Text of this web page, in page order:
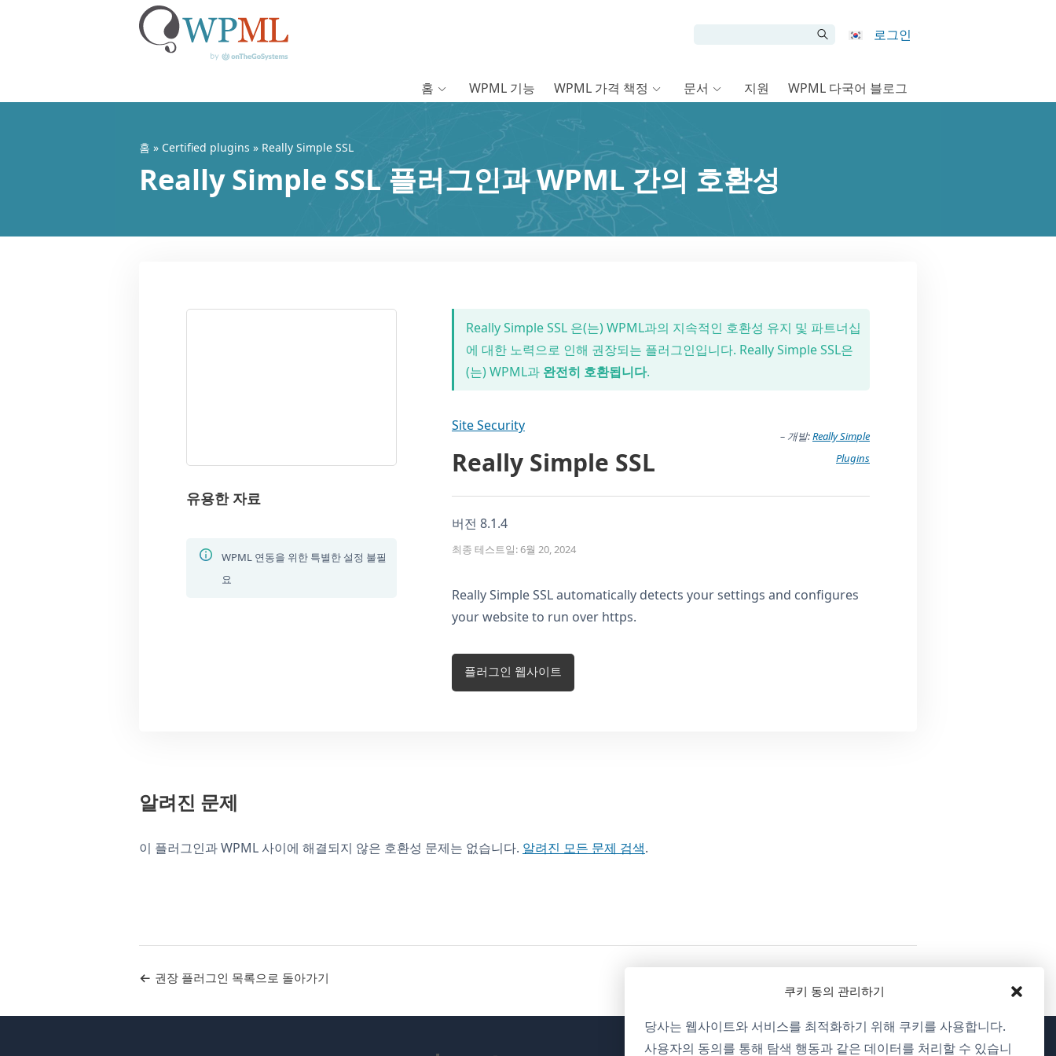
쿠키 동의 관리하기
당사는 웹사이트와 서비스를 최적화하기 위해 쿠키를 사용합니다.
사용자의 동의를 통해 탐색 행동과 같은 데이터를 처리할 수 있습니
기
로그인
홈 WPML 기능 WPML 가격 책정 문서 지원 WPML 다국어 블로그
홈 » Certified plugins » Really Simple SSL
Really Simple SSL 플러그인과 WPML 간의 호환성
유용한 자료
WPML 연동을 위한 특별한 설정 불필
요
Really Simple SSL 은(는) WPML과의 지속적인 호환성 유지 및 파트너십
에 대한 노력으로 인해 권장되는 플러그인입니다. Really Simple SSL은
(는) WPML과 완전히 호환됩니다.
Site Security
Really Simple SSL
– 개발:Really Simple
Plugins
버전 8.1.4
최종 테스트일: 6월 20, 2024
Really Simple SSL automatically detects your settings and configures
your website to run over https.
플러그인 웹사이트
알려진 문제
이 플러그인과 WPML 사이에 해결되지 않은 호환성 문제는 없습니다. 알려진 모든 문제 검색.
권장 플러그인 목록으로 돌아가기